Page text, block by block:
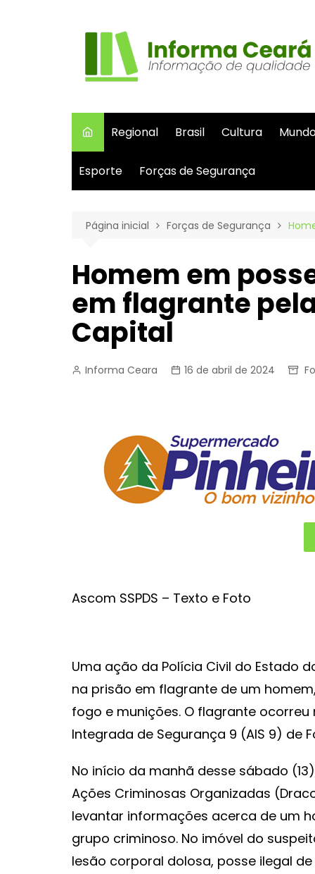
Regional Brasil Cultura
Esporte Forças de Segurança
Página inicial Forças de Segurança
Homem em
em flagrante
Capital
Informa Ceara 16 de abril de 2024
Ascom SSPDS – Texto e Foto
Uma ação da Polícia Civil do Estado
na prisão em flagrante de um
fogo e munições. O flagrante ocorreu
Integrada de Segurança 9 (AIS 9) de
No início da manhã desse sábado
Ações Criminosas Organizadas
levantar informações acerca de um
grupo criminoso. No imóvel do
lesão corporal dolosa, posse ilegal